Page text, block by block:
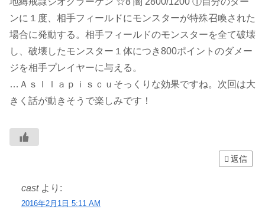
ンに１度、相手フィールドにモンスターが特殊召喚された
場合に発動する。相手フィールドのモンスターを全て破壊
し、破壊したモンスター１体につき800ポイントのダメー
ジを相手プレイヤーに与える。
…Ａｓｌｌａｐｉｓｃｕそっくりな効果ですね。次回は大
きく話が動きそうで楽しみです！
返信
cast より:
2016年2月1日 5:11 AM